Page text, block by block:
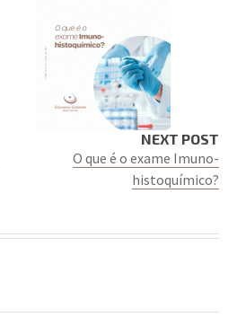
NEXT POST
O que é o exame Imuno-
histoquímico?